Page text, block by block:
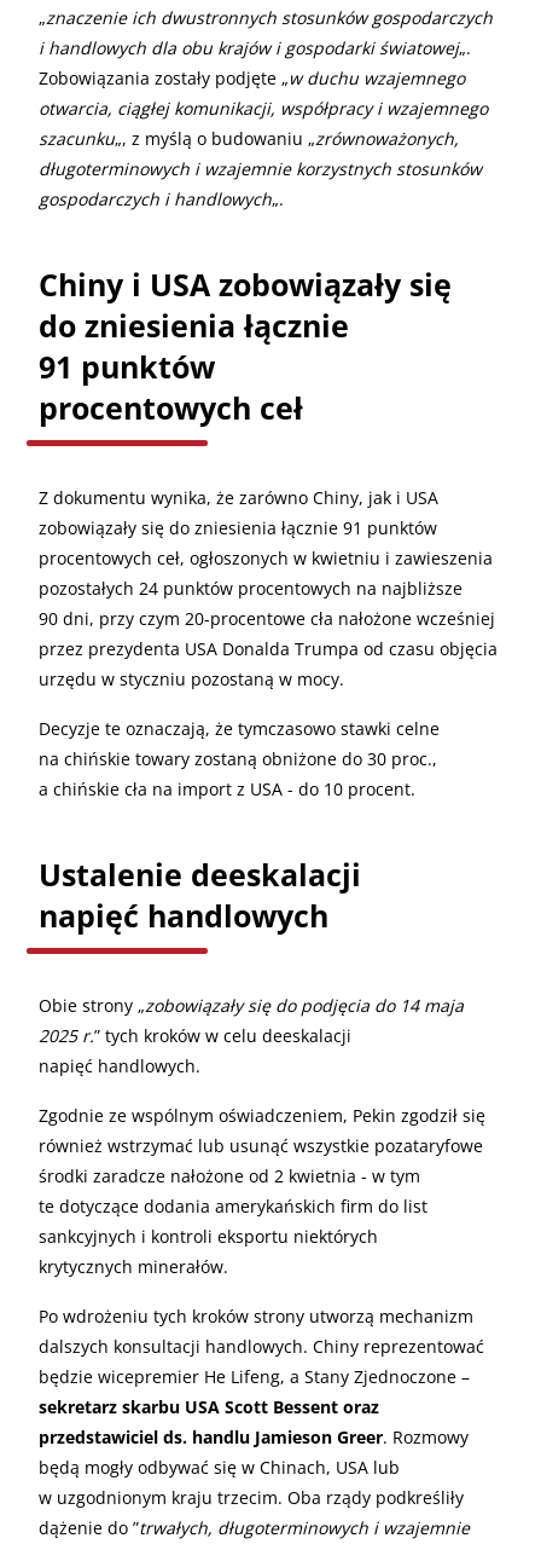
„znaczenie ich dwustronnych stosunków gospodarczych
i handlowych dla obu krajów i gospodarki światowej„.
Zobowiązania zostały podjęte „w duchu wzajemnego
otwarcia, ciągłej komunikacji, współpracy i wzajemnego
szacunku„, z myślą o budowaniu „zrównoważonych,
długoterminowych i wzajemnie korzystnych stosunków
gospodarczych i handlowych„.
Chiny i USA zobowiązały się
do zniesienia łącznie
91 punktów
procentowych ceł
Z dokumentu wynika, że zarówno Chiny, jak i USA
zobowiązały się do zniesienia łącznie 91 punktów
procentowych ceł, ogłoszonych w kwietniu i zawieszenia
pozostałych 24 punktów procentowych na najbliższe
90 dni, przy czym 20-procentowe cła nałożone wcześniej
przez prezydenta USA Donalda Trumpa od czasu objęcia
urzędu w styczniu pozostaną w mocy.
Decyzje te oznaczają, że tymczasowo stawki celne
na chińskie towary zostaną obniżone do 30 proc.,
a chińskie cła na import z USA - do 10 procent.
Ustalenie deeskalacji
napięć handlowych
Obie strony „zobowiązały się do podjęcia do 14 maja
2025 r.” tych kroków w celu deeskalacji
napięć handlowych.
Zgodnie ze wspólnym oświadczeniem, Pekin zgodził się
również wstrzymać lub usunąć wszystkie pozataryfowe
środki zaradcze nałożone od 2 kwietnia - w tym
te dotyczące dodania amerykańskich firm do list
sankcyjnych i kontroli eksportu niektórych
krytycznych minerałów.
Po wdrożeniu tych kroków strony utworzą mechanizm
dalszych konsultacji handlowych. Chiny reprezentować
będzie wicepremier He Lifeng, a Stany Zjednoczone –
sekretarz skarbu USA Scott Bessent oraz
przedstawiciel ds. handlu Jamieson Greer. Rozmowy
będą mogły odbywać się w Chinach, USA lub
w uzgodnionym kraju trzecim. Oba rządy podkreśliły
dążenie do ”trwałych, długoterminowych i wzajemnie